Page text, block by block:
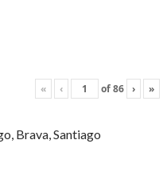
« ‹ of86 › »
Brava, Santiago